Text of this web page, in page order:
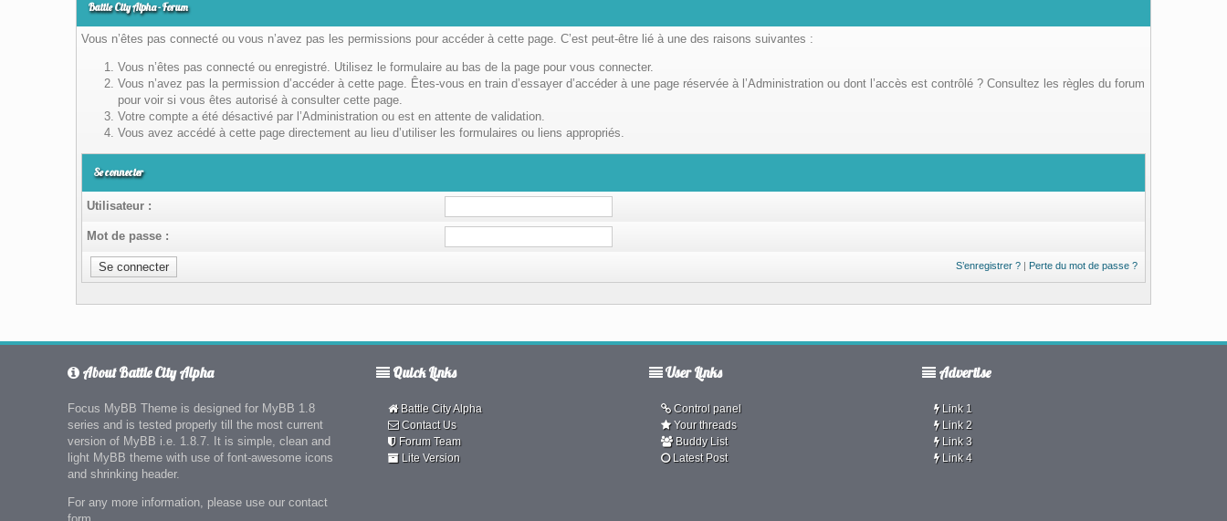
Battle City Alpha - Forum
Vous n’êtes pas connecté ou vous n’avez pas les permissions pour accéder à cette page. C’est peut-être lié à une des raisons suivantes :
Vous n’êtes pas connecté ou enregistré. Utilisez le formulaire au bas de la page pour vous connecter.
Vous n’avez pas la permission d’accéder à cette page. Êtes-vous en train d’essayer d’accéder à une page réservée à l’Administration ou dont l’accès est contrôlé ? Consultez les règles du forum
pour voir si vous êtes autorisé à consulter cette page.
Votre compte a été désactivé par l’Administration ou est en attente de validation.
Vous avez accédé à cette page directement au lieu d’utiliser les formulaires ou liens appropriés.
Se connecter
Utilisateur :
Mot de passe :
S’enregistrer ?| Perte du mot de passe ?
About Battle City Alpha
Focus MyBB Theme is designed for MyBB 1.8
series and is tested properly till the most current
version of MyBB i.e. 1.8.7. It is simple, clean and
light MyBB theme with use of font-awesome icons
and shrinking header.
For any more information, please use our contact
Quick Links
Battle City Alpha
Contact Us
Forum Team
Lite Version
User Links
Control panel
Your threads
Buddy List
Latest Post
Advertise
Link 1
Link 2
Link 3
Link 4